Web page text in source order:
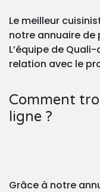
Le meilleur
notre annuaire de
L’équipe de
relation avec le
Comment
ligne ?
Grâce à notre